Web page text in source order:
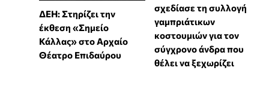
ΔΕΗ: Στηρίζει την
έκθεση «Σημείο
Κάλλας» στο Αρχαίο
Θέατρο Επιδαύρου
σχεδίασε τη συλλογή
γαμπριάτικων
κοστουμιών για τον
σύγχρονο άνδρα που
θέλει να ξεχωρίζει